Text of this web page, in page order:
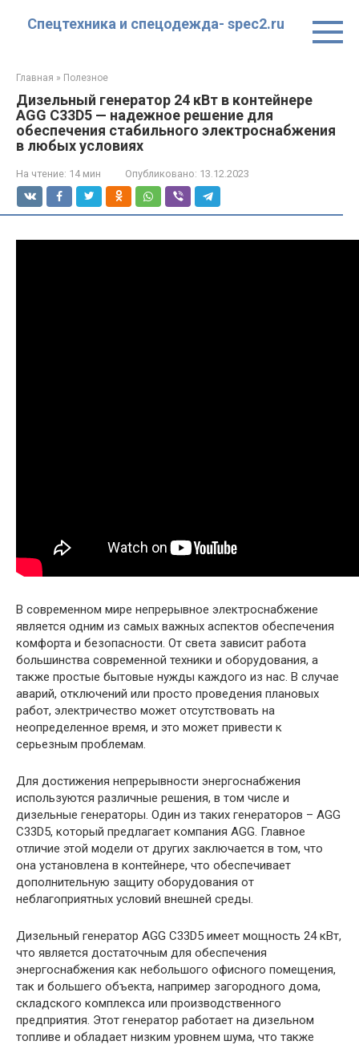
Спецтехника и спецодежда- spec2.ru
Главная » Полезное
Дизельный генератор 24 кВт в контейнере
AGG C33D5 — надежное решение для
обеспечения стабильного электроснабжения
в любых условиях
На чтение: 14 мин Опубликовано: 13.12.2023
В современном мире непрерывное электроснабжение
является одним из самых важных аспектов обеспечения
комфорта и безопасности. От света зависит работа
большинства современной техники и оборудования, а
также простые бытовые нужды каждого из нас. В случае
аварий, отключений или просто проведения плановых
работ, электричество может отсутствовать на
неопределенное время, и это может привести к
серьезным проблемам.
Для достижения непрерывности энергоснабжения
используются различные решения, в том числе и
дизельные генераторы. Один из таких генераторов – AGG
C33D5, который предлагает компания AGG. Главное
отличие этой модели от других заключается в том, что
она установлена в контейнере, что обеспечивает
дополнительную защиту оборудования от
неблагоприятных условий внешней среды.
Дизельный генератор AGG C33D5 имеет мощность 24 кВт,
что является достаточным для обеспечения
энергоснабжения как небольшого офисного помещения,
так и большего объекта, например загородного дома,
складского комплекса или производственного
предприятия. Этот генератор работает на дизельном
топливе и обладает низким уровнем шума, что также